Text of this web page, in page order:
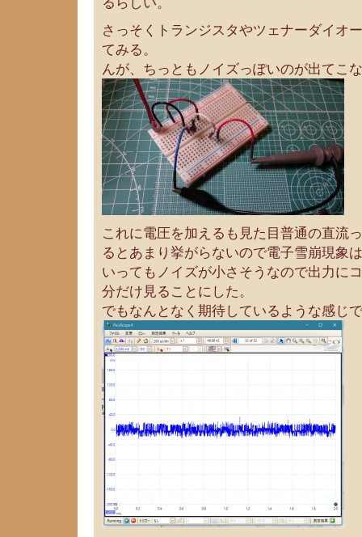
さっそくトランジスタやツェナーダイオ
てみる。
んが、ちっともノイズっぽいのが出てこ
これに電圧を加えるも見た目普通の直流
るとあまり挙がらないので電子雪崩現象
いってもノイズが小さそうなので出力に
分だけ見ることにした。
でもなんとなく期待しているような感じ